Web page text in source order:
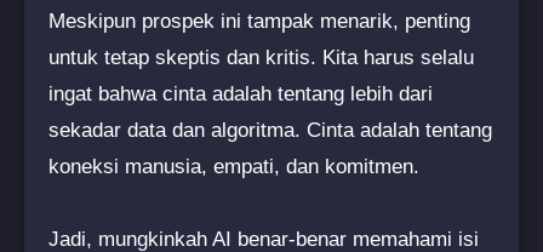
Meskipun prospek ini tampak menarik, penting
untuk tetap skeptis dan kritis. Kita harus selalu
ingat bahwa cinta adalah tentang lebih dari
sekadar data dan algoritma. Cinta adalah tentang
koneksi manusia, empati, dan komitmen.
Jadi, mungkinkah AI benar-benar memahami isi